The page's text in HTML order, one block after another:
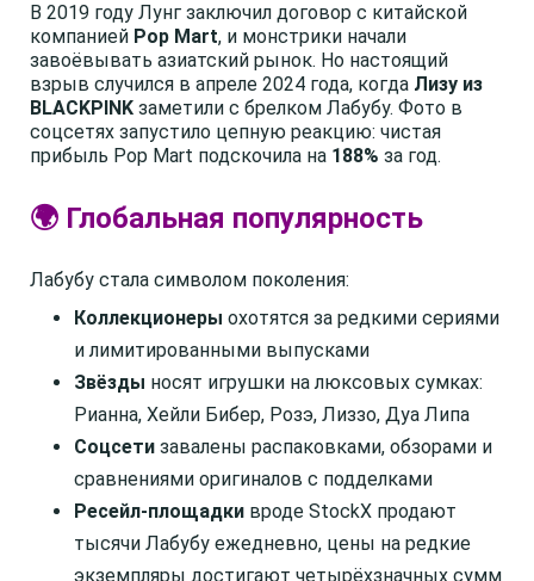
В 2019 году Лунг заключил договор с китайской
компанией Pop Mart, и монстрики начали
завоёвывать азиатский рынок. Но настоящий
взрыв случился в апреле 2024 года, когда Лизу из
BLACKPINK заметили с брелком Лабубу. Фото в
соцсетях запустило цепную реакцию: чистая
прибыль Pop Mart подскочила на 188% за год.
🌍 Глобальная популярность
Лабубу стала символом поколения:
Коллекционеры охотятся за редкими сериями
и лимитированными выпусками
Звёзды носят игрушки на люксовых сумках:
Рианна, Хейли Бибер, Розэ, Лиззо, Дуа Липа
Соцсети завалены распаковками, обзорами и
сравнениями оригиналов с подделками
Ресейл-площадки вроде StockX продают
тысячи Лабубу ежедневно, цены на редкие
экземпляры достигают четырёхзначных сумм